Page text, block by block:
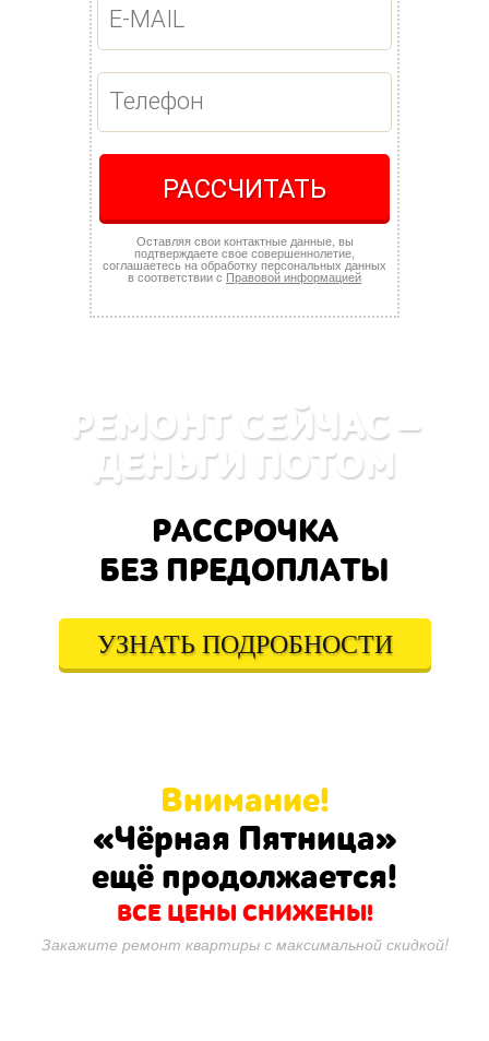
РАССЧИТАТЬ
Оставляя свои контактные данные, вы
подтверждаете свое совершеннолетие,
соглашаетесь на обработку персональных данных
в соответствии с Правовой информацией
РЕМОНТ СЕЙЧАС —
ДЕНЬГИ ПОТОМ
РАССРОЧКА
БЕЗ ПРЕДОПЛАТЫ
УЗНАТЬ ПОДРОБНОСТИ
Внимание!
«Чёрная Пятница»
ещё продолжается!
ВСЕ ЦЕНЫ СНИЖЕНЫ!
Закажите ремонт квартиры с максимальной скидкой!